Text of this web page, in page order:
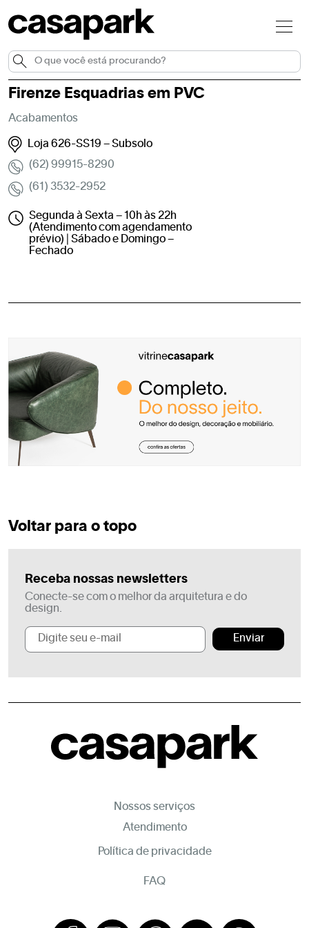
Firenze Esquadrias em PVC
Acabamentos
Loja 626-SS19 – Subsolo
(62) 99915-8290
(61) 3532-2952
Segunda à Sexta – 10h às 22h
(Atendimento com agendamento
prévio) | Sábado e Domingo –
Fechado
Voltar para o topo
Receba nossas newsletters
Conecte-se com o melhor da arquitetura e do
design.
Enviar
Nossos serviços
Atendimento
Política de privacidade
FAQ